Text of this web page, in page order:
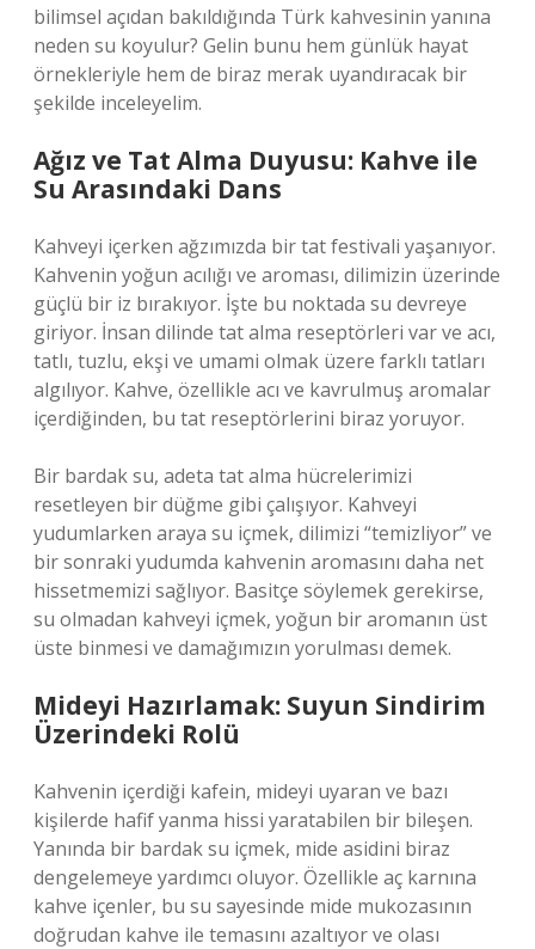
bilimsel açıdan bakıldığında Türk kahvesinin yanına
neden su koyulur? Gelin bunu hem günlük hayat
örnekleriyle hem de biraz merak uyandıracak bir
şekilde inceleyelim.
Ağız ve Tat Alma Duyusu: Kahve ile
Su Arasındaki Dans
Kahveyi içerken ağzımızda bir tat festivali yaşanıyor.
Kahvenin yoğun acılığı ve aroması, dilimizin üzerinde
güçlü bir iz bırakıyor. İşte bu noktada su devreye
giriyor. İnsan dilinde tat alma reseptörleri var ve acı,
tatlı, tuzlu, ekşi ve umami olmak üzere farklı tatları
algılıyor. Kahve, özellikle acı ve kavrulmuş aromalar
içerdiğinden, bu tat reseptörlerini biraz yoruyor.
Bir bardak su, adeta tat alma hücrelerimizi
resetleyen bir düğme gibi çalışıyor. Kahveyi
yudumlarken araya su içmek, dilimizi “temizliyor” ve
bir sonraki yudumda kahvenin aromasını daha net
hissetmemizi sağlıyor. Basitçe söylemek gerekirse,
su olmadan kahveyi içmek, yoğun bir aromanın üst
üste binmesi ve damağımızın yorulması demek.
Mideyi Hazırlamak: Suyun Sindirim
Üzerindeki Rolü
Kahvenin içerdiği kafein, mideyi uyaran ve bazı
kişilerde hafif yanma hissi yaratabilen bir bileşen.
Yanında bir bardak su içmek, mide asidini biraz
dengelemeye yardımcı oluyor. Özellikle aç karnına
kahve içenler, bu su sayesinde mide mukozasının
doğrudan kahve ile temasını azaltıyor ve olası